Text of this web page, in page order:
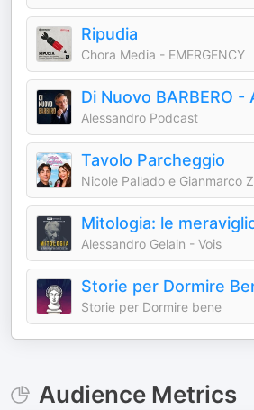
Ripudia
Chora Media - EMERGENCY
Alessandro Podcast
Tavolo Parcheggio
Nicole Pallado e Gianmarco
Alessandro Gelain - Vois
Storie per Dormire
Storie per Dormire bene
Audience Metrics